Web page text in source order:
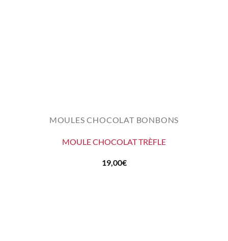
MOULES CHOCOLAT BONBONS
MOULE CHOCOLAT TRÈFLE
19,00€